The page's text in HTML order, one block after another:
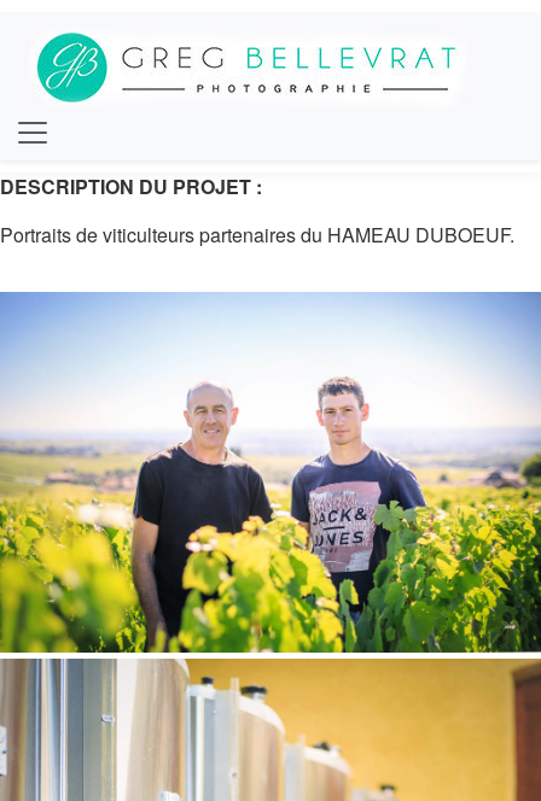
DESCRIPTION DU PROJET :
Portraits de viticulteurs partenaires du HAMEAU DUBOEUF.